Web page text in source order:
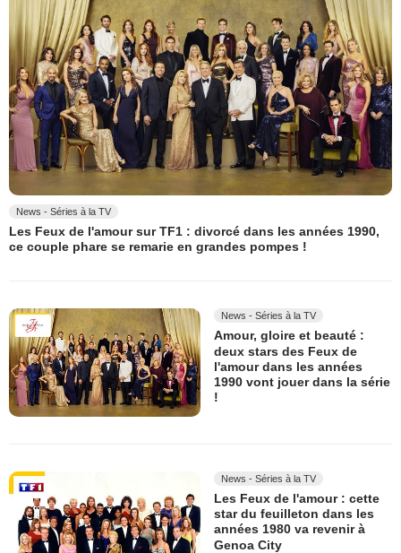
News - Séries à la TV
Les Feux de l'amour sur TF1 : divorcé dans les années 1990,
ce couple phare se remarie en grandes pompes !
News - Séries à la TV
Amour, gloire et beauté :
deux stars des Feux de
l'amour dans les années
1990 vont jouer dans la série
!
News - Séries à la TV
Les Feux de l'amour : cette
star du feuilleton dans les
années 1980 va revenir à
Genoa City